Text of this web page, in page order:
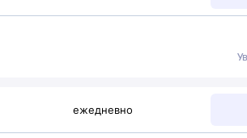
ежедневно